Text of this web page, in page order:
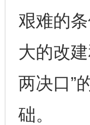
艰难的
大的改
两决口”
础。